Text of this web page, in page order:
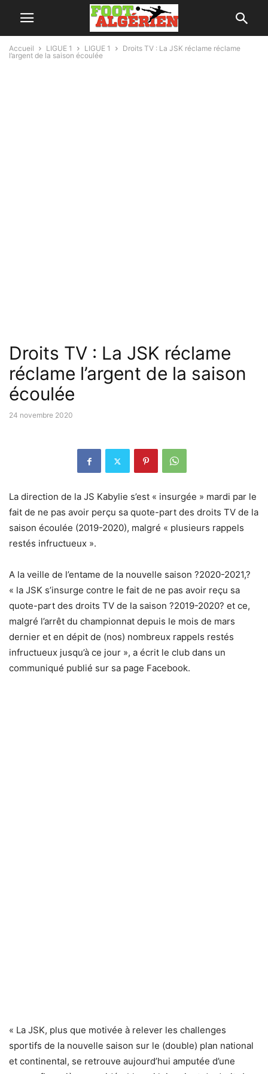
Accueil LIGUE 1 LIGUE 1
Droits TV : La JSK réclame réclame
l’argent de la saison écoulée
Droits TV : La JSK réclame
réclame l’argent de la saison
écoulée
24 novembre 2020
La direction de la JS Kabylie s’est « insurgée » mardi par le
fait de ne pas avoir perçu sa quote-part des droits TV de la
saison écoulée (2019-2020), malgré « plusieurs rappels
restés infructueux ».
A la veille de l’entame de la nouvelle saison ?2020-2021,?
« la JSK s’insurge contre le fait de ne pas avoir reçu sa
quote-part des droits TV de la saison ?2019-2020? et ce,
malgré l’arrêt du championnat depuis le mois de mars
dernier et en dépit de (nos) nombreux rappels restés
infructueux jusqu’à ce jour », a écrit le club dans un
communiqué publié sur sa page Facebook.
« La JSK, plus que motivée à relever les challenges
sportifs de la nouvelle saison sur le (double) plan national
et continental, se retrouve aujourd’hui amputée d’une